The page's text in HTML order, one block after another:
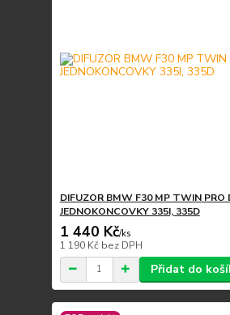
DIFUZOR BMW F30 MP TWIN PRO
JEDNOKONCOVKY 335I, 335D
1 440 Kč/ks
1 190 Kč bez DPH
Přidat do